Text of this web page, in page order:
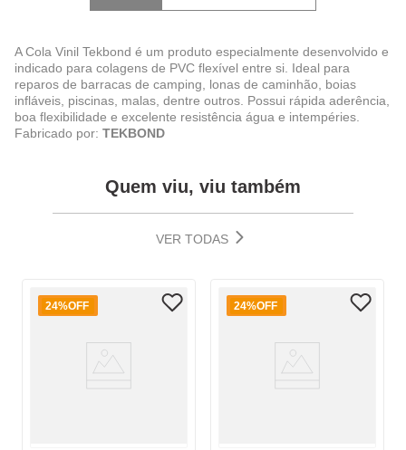
A Cola Vinil Tekbond é um produto especialmente desenvolvido e
indicado para colagens de PVC flexível entre si. Ideal para
reparos de barracas de camping, lonas de caminhão, boias
infláveis, piscinas, malas, dentre outros. Possui rápida aderência,
boa flexibilidade e excelente resistência água e intempéries.
Fabricado por: TEKBOND
Quem viu, viu também
VER TODAS
24%OFF 24%OFF